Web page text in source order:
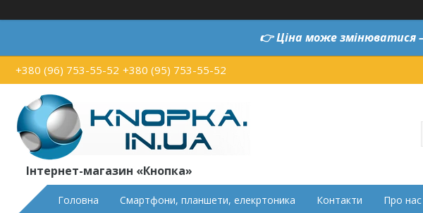
👉Ціна може
+380 (96) 753-55-52 +380 (95) 753-55-52
Інтернет-магазин «Кнопка»
Головна Смартфони, планшети, елекртоника Контакти Про нас